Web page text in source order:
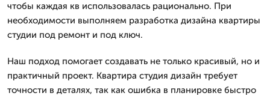
чтобы каждая кв использовалась рационально. При
необходимости выполняем разработка дизайна квартиры
студии под ремонт и под ключ.
Наш подход помогает создавать не только красивый, но и
практичный проект. Квартира студия дизайн требует
точности в деталях, так как ошибка в планировке быстро